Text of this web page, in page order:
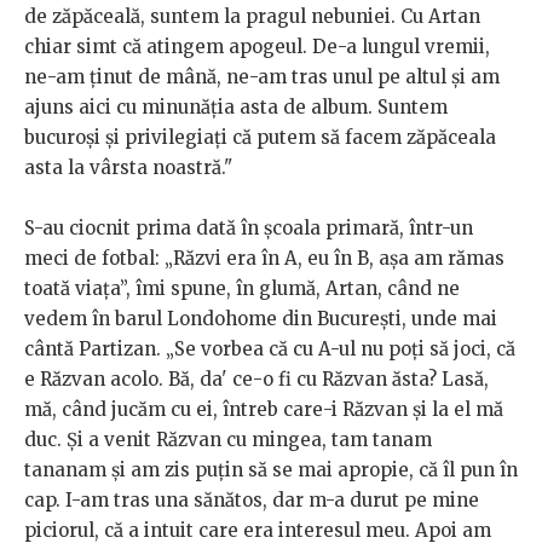
de zăpăceală, suntem la pragul nebuniei. Cu Artan
chiar simt că atingem apogeul. De-a lungul vremii,
ne-am ținut de mână, ne-am tras unul pe altul și am
ajuns aici cu minunăția asta de album. Suntem
bucuroși și privilegiați că putem să facem zăpăceala
asta la vârsta noastră."
S-au ciocnit prima dată în școala primară, într-un
meci de fotbal: „Răzvi era în A, eu în B, așa am rămas
toată viața”, îmi spune, în glumă, Artan, când ne
vedem în barul Londohome din București, unde mai
cântă Partizan. „Se vorbea că cu A-ul nu poți să joci, că
e Răzvan acolo. Bă, da' ce-o fi cu Răzvan ăsta? Lasă,
mă, când jucăm cu ei, întreb care-i Răzvan și la el mă
duc. Și a venit Răzvan cu mingea, tam tanam
tananam și am zis puțin să se mai apropie, că îl pun în
cap. I-am tras una sănătos, dar m-a durut pe mine
piciorul, că a intuit care era interesul meu. Apoi am